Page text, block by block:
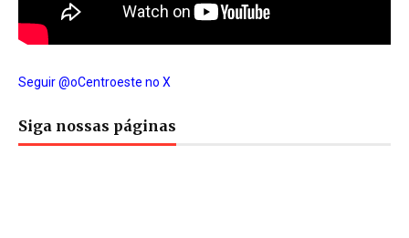
Seguir @oCentroeste no X
Siga nossas páginas